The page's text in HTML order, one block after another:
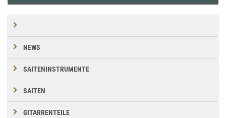
NEWS
SAITENINSTRUMENTE
SAITEN
GITARRENTEILE